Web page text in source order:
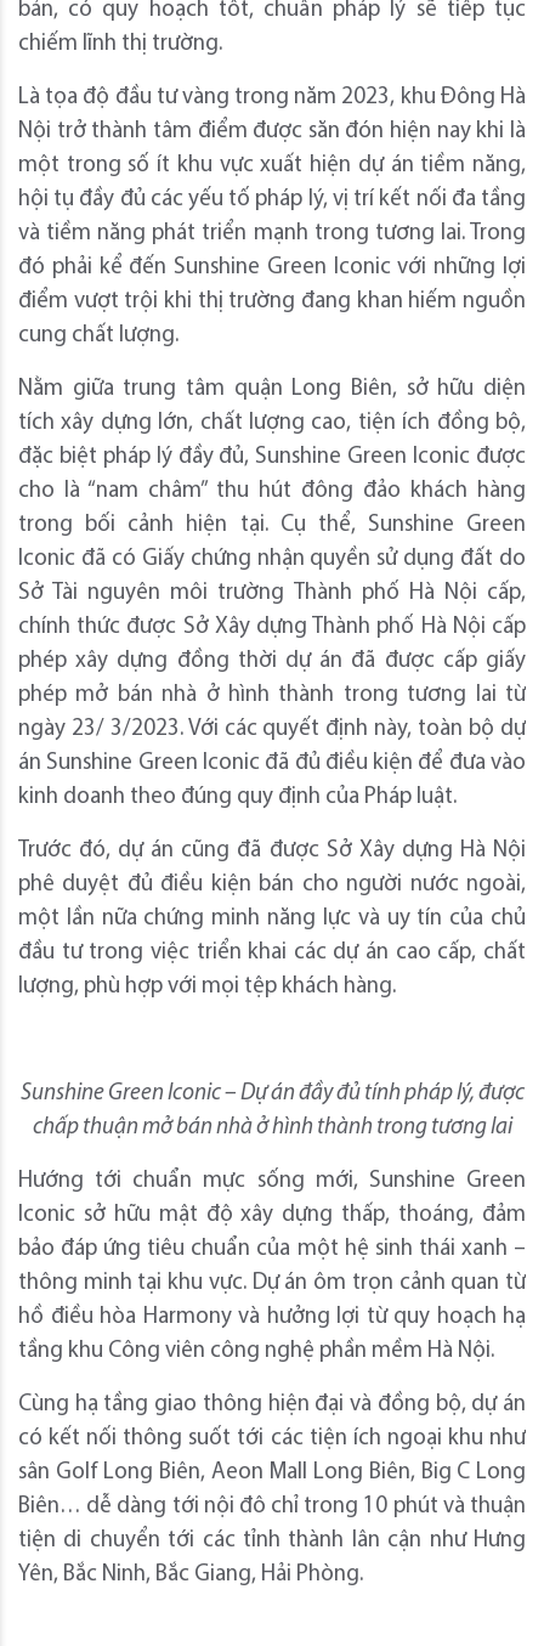
bản, có quy hoạch tốt, chuẩn pháp lý sẽ tiếp tục
chiếm lĩnh thị trường.
Là tọa độ đầu tư vàng trong năm 2023, khu Đông Hà
Nội trở thành tâm điểm được săn đón hiện nay khi là
một trong số ít khu vực xuất hiện dự án tiềm năng,
hội tụ đầy đủ các yếu tố pháp lý, vị trí kết nối đa tầng
và tiềm năng phát triển mạnh trong tương lai. Trong
đó phải kể đến Sunshine Green Iconic với những lợi
điểm vượt trội khi thị trường đang khan hiếm nguồn
cung chất lượng.
Nằm giữa trung tâm quận Long Biên, sở hữu diện
tích xây dựng lớn, chất lượng cao, tiện ích đồng bộ,
đặc biệt pháp lý đầy đủ, Sunshine Green Iconic được
cho là “nam châm” thu hút đông đảo khách hàng
trong bối cảnh hiện tại. Cụ thể, Sunshine Green
Iconic đã có Giấy chứng nhận quyền sử dụng đất do
Sở Tài nguyên môi trường Thành phố Hà Nội cấp,
chính thức được Sở Xây dựng Thành phố Hà Nội cấp
phép xây dựng đồng thời dự án đã được cấp giấy
phép mở bán nhà ở hình thành trong tương lai từ
ngày 23/ 3/2023. Với các quyết định này, toàn bộ dự
án Sunshine Green Iconic đã đủ điều kiện để đưa vào
kinh doanh theo đúng quy định của Pháp luật.
Trước đó, dự án cũng đã được Sở Xây dựng Hà Nội
phê duyệt đủ điều kiện bán cho người nước ngoài,
một lần nữa chứng minh năng lực và uy tín của chủ
đầu tư trong việc triển khai các dự án cao cấp, chất
lượng, phù hợp với mọi tệp khách hàng.
Sunshine Green Iconic – Dự án đầy đủ tính pháp lý, được
chấp thuận mở bán nhà ở hình thành trong tương lai
Hướng tới chuẩn mực sống mới, Sunshine Green
Iconic sở hữu mật độ xây dựng thấp, thoáng, đảm
bảo đáp ứng tiêu chuẩn của một hệ sinh thái xanh –
thông minh tại khu vực. Dự án ôm trọn cảnh quan từ
hồ điều hòa Harmony và hưởng lợi từ quy hoạch hạ
tầng khu Công viên công nghệ phần mềm Hà Nội.
Cùng hạ tầng giao thông hiện đại và đồng bộ, dự án
có kết nối thông suốt tới các tiện ích ngoại khu như
sân Golf Long Biên, Aeon Mall Long Biên, Big C Long
Biên… dễ dàng tới nội đô chỉ trong 10 phút và thuận
tiện di chuyển tới các tỉnh thành lân cận như Hưng
Yên, Bắc Ninh, Bắc Giang, Hải Phòng.